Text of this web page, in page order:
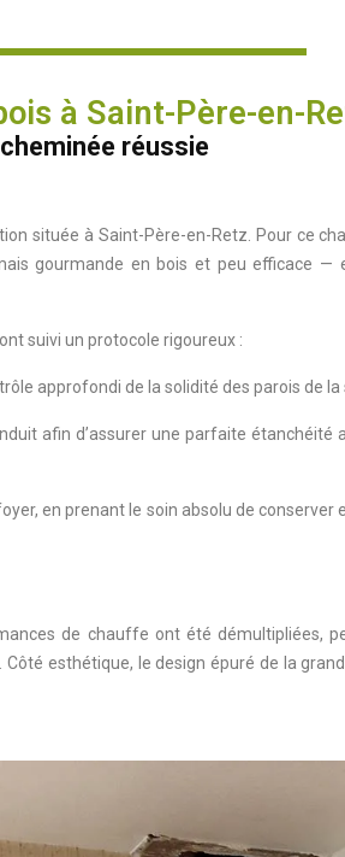
à Saint-Père-en-
réussie
située à Saint-Père-en-Retz. Pour ce
gourmande en bois et peu efficace —
suivi un protocole rigoureux :
approfondi de la solidité des parois de la
afin d’assurer une parfaite
en prenant le soin absolu de conserver
de chauffe ont été démultipliées,
esthétique, le design épuré de la